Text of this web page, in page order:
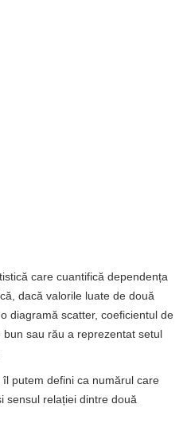
care cuantifică dependența
dacă valorile luate de două
diagramă scatter, coeficientul de
sau rău a reprezentat setul
putem defini ca numărul care
sensul relației dintre două